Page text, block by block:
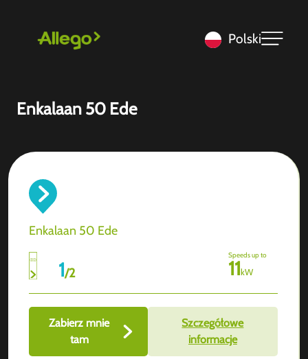
Polski
Enkalaan 50 Ede
Enkalaan 50 Ede
1/2
Speeds up to
11kW
Zabierz mnie
tam
Szczegółowe
informacje